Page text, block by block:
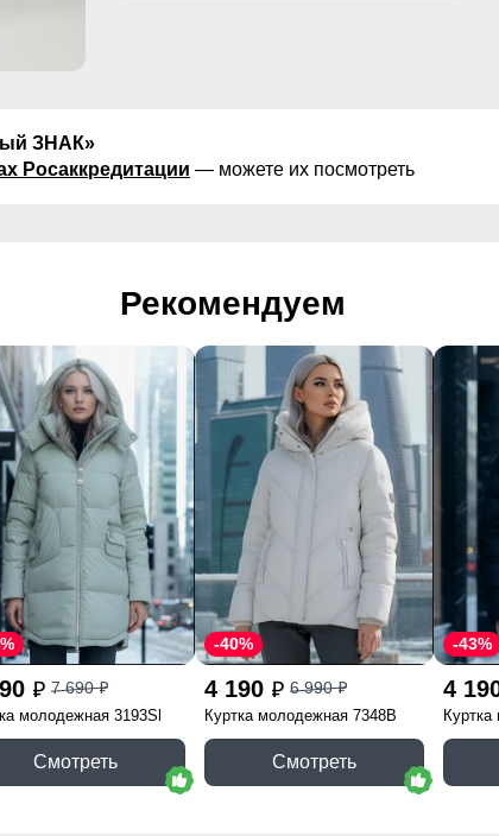
ЗНАК»
Росаккредитации — можете их посмотреть
Рекомендуем
p 7 690p
молодежная 3193Sl
Смотреть
4 190 p 6 990p
-40%
Куртка молодежная 7348B
Смотреть
4
-43%